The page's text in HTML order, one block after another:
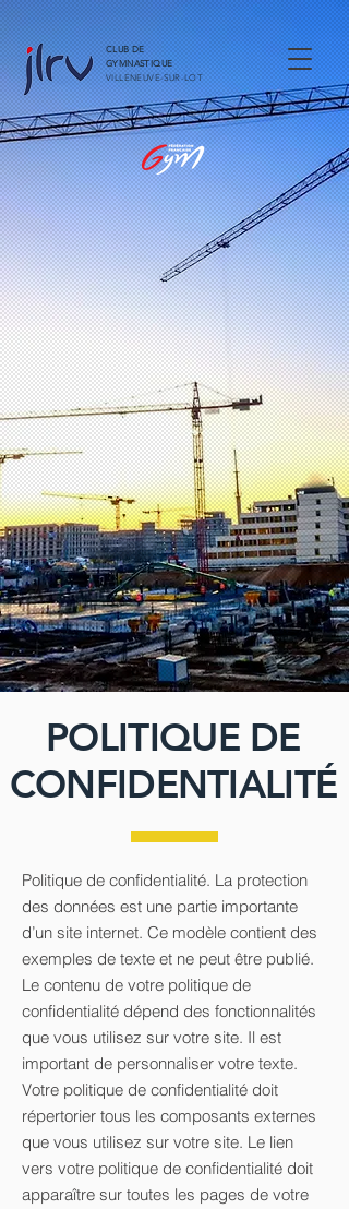
CLUB DE
GYMNASTIQUE
VILLENEUVE-SUR-LOT
POLITIQUE DE
CONFIDENTIALITÉ
Politique de confidentialité. La protection
des données est une partie importante
d’un site internet. Ce modèle contient des
exemples de texte et ne peut être publié.
Le contenu de votre politique de
confidentialité dépend des fonctionnalités
que vous utilisez sur votre site. Il est
important de personnaliser votre texte.
Votre politique de confidentialité doit
répertorier tous les composants externes
que vous utilisez sur votre site. Le lien
vers votre politique de confidentialité doit
apparaître sur toutes les pages de votre